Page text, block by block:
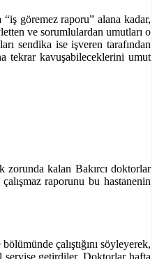
göremez raporu” alana kadar,
ve sorumlulardan umutları o
sendika ise işveren tarafından
tekrar kavuşabileceklerini umut
zorunda kalan Bakırcı doktorlar
raporunu bu hastanenin
çalıştığını söyleyerek,
servise getirdiler. Doktorlar hafta